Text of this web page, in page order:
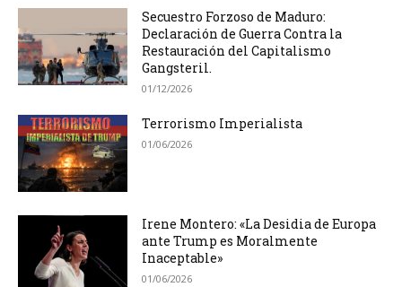
Secuestro Forzoso de Maduro:
Declaración de Guerra Contra la
Restauración del Capitalismo
Gangsteril.
01/12/2026
Terrorismo Imperialista
01/06/2026
Irene Montero: «La Desidia de Europa
ante Trump es Moralmente
Inaceptable»
01/06/2026